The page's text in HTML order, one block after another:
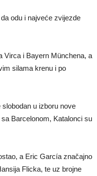
odu i najveće zvijezde
Virca i Bayern Münchena, a
silama krenu i po
u izboru nove
Barcelonom, Katalonci su
a Eric García značajno
Flicka, te uz brojne